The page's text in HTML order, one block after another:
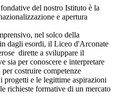
del nostro Istituto è la
e apertura
nel solco della
dagli esordi, il Liceo d'Arconate
dirette a sviluppare il
sia per conoscere e interpretare
costruire competenze
progetti e le legittime aspirazioni
richieste formative di un mercato